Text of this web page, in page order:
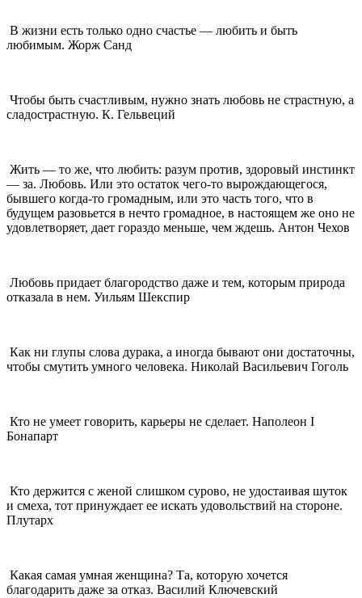
В жизни есть только одно счастье — любить и быть
любимым. Жорж Санд
Чтобы быть счастливым, нужно знать любовь не страстную, а
сладострастную. К. Гельвеций
Жить — то же, что любить: разум против, здоровый инстинкт
— за. Любовь. Или это остаток чего-то вырождающегося,
бывшего когда-то громадным, или это часть того, что в
будущем разовьется в нечто громадное, в настоящем же оно не
удовлетворяет, дает гораздо меньше, чем ждешь. Антон Чехов
Любовь придает благородство даже и тем, которым природа
отказала в нем. Уильям Шекспир
Как ни глупы слова дурака, а иногда бывают они достаточны,
чтобы смутить умного человека. Николай Васильевич Гоголь
Кто не умеет говорить, карьеры не сделает. Наполеон I
Бонапарт
Кто держится с женой слишком сурово, не удостаивая шуток
и смеха, тот принуждает ее искать удовольствий на стороне.
Плутарх
Какая самая умная женщина? Та, которую хочется
благодарить даже за отказ. Василий Ключевский